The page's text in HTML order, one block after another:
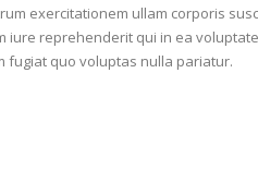
exercitationem ullam corporis
iure reprehenderit qui in ea
fugiat quo voluptas nulla pariatur.